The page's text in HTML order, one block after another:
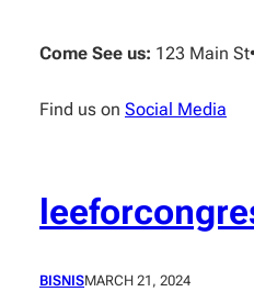
content
Come See us: 123 Main St
Find us on Social Media
BISNISMARCH 21, 2024